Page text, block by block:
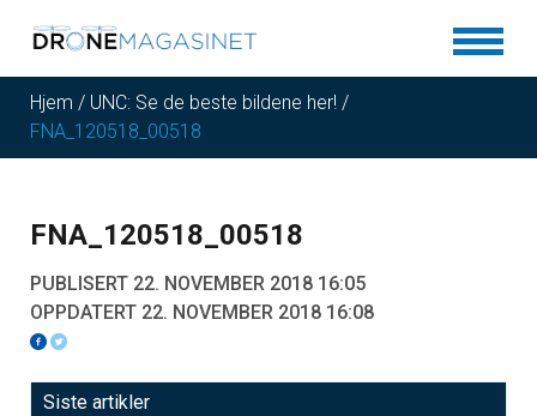
Hjem / UNC: Se de beste bildene her! /
FNA_120518_00518
FNA_120518_00518
PUBLISERT 22. NOVEMBER 2018 16:05
OPPDATERT 22. NOVEMBER 2018 16:08
Siste artikler